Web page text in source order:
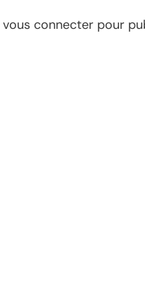
vous connecter pour